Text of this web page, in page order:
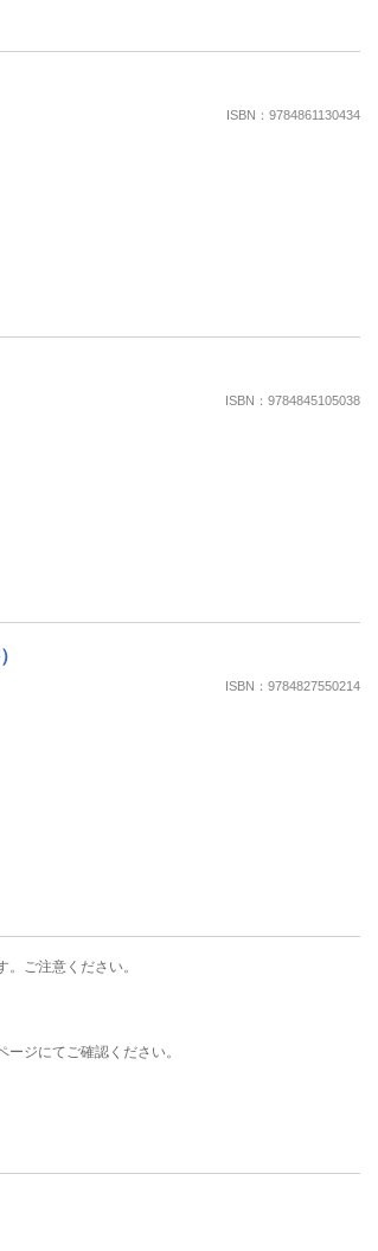
ISBN：9784861130434
ISBN：9784845105038
ISBN：9784827550214
ご注意ください。
ジにてご確認ください。